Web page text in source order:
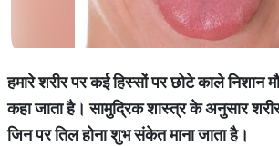
हमारेशरीरपरकईहिस्सोंपरछोटेकालेनिशान
कहाजाताहै। सामुद्रिकशास्त्रकेअनुसार
जिनपरतिलहोनाशुभसंकेतमानाजाताहै।